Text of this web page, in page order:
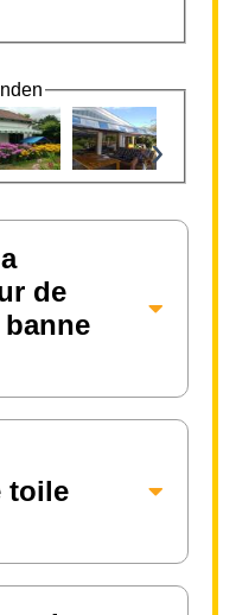
›
de
toile